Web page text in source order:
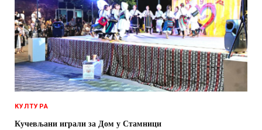
КУЛТУРА
Кучевљани играли за Дом у Стамници